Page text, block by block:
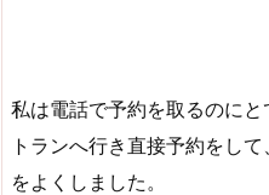
私は電話で予約を取るのに
トランへ行き直接予約をし
をよくしました。